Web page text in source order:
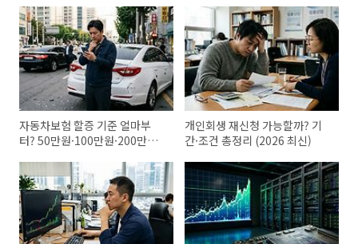
자동차보험 할증 기준 얼마부
터? 50만원·100만원·200만원
개인회생 재신청 가능할까? 기
간·조건 총정리 (2026 최신)